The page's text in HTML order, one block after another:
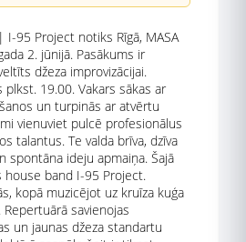
| I-95 Project notiks Rīgā, MASA
2. jūnijā. Pasākums ir
džeza improvizācijai.
19.00. Vakars sākas ar
un turpinās ar atvērtu
vienuviet pulcē profesionālus
talantus. Te valda brīva, dzīva
spontāna ideju apmaiņa. Šajā
house band I-95 Project.
kopā muzicējot uz kruīza kuģa
savienojas
un jaunas džeza standartu